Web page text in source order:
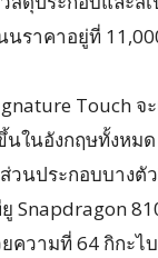
ราคาอยู่ที่
Touch จ
ในอังกฤษทั้งหม
วนประกอบบางตั
Snapdragon
ความที่ 64 กิกะไ